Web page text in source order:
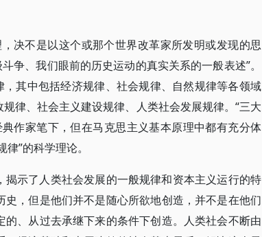
决不是以这个或那个世界改革家所发明或发现的思
争、我们眼前的历史运动的真实关系的一般表述”。
其中包括经济规律、社会规律、自然规律等各领域
律、社会主义建设规律、人类社会发展规律。“三大
作家笔下，但在马克思主义基本原理中都有充分体
”的科学理论。
示了人类社会发展的一般规律和资本主义运行的特
，但是他们并不是随心所欲地创造，并不是在他们
、从过去承继下来的条件下创造。人类社会不断由